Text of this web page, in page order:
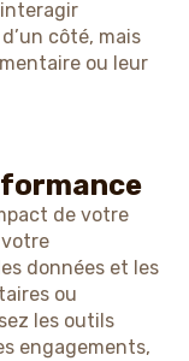
côté, mais
ou leur
de votre
données et les
ou
les outils
engagements,